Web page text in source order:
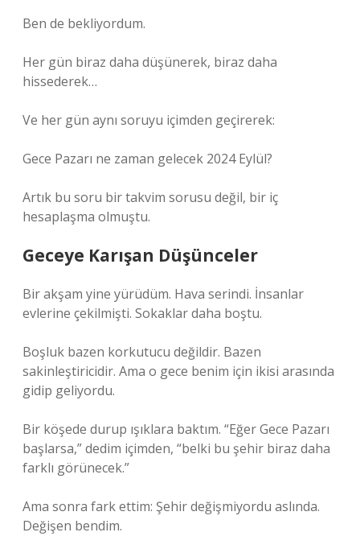
Ben de bekliyordum.
Her gün biraz daha düşünerek, biraz daha
hissederek…
Ve her gün aynı soruyu içimden geçirerek:
Gece Pazarı ne zaman gelecek 2024 Eylül?
Artık bu soru bir takvim sorusu değil, bir iç
hesaplaşma olmuştu.
Geceye Karışan Düşünceler
Bir akşam yine yürüdüm. Hava serindi. İnsanlar
evlerine çekilmişti. Sokaklar daha boştu.
Boşluk bazen korkutucu değildir. Bazen
sakinleştiricidir. Ama o gece benim için ikisi arasında
gidip geliyordu.
Bir köşede durup ışıklara baktım. “Eğer Gece Pazarı
başlarsa,” dedim içimden, “belki bu şehir biraz daha
farklı görünecek.”
Ama sonra fark ettim: Şehir değişmiyordu aslında.
Değişen bendim.